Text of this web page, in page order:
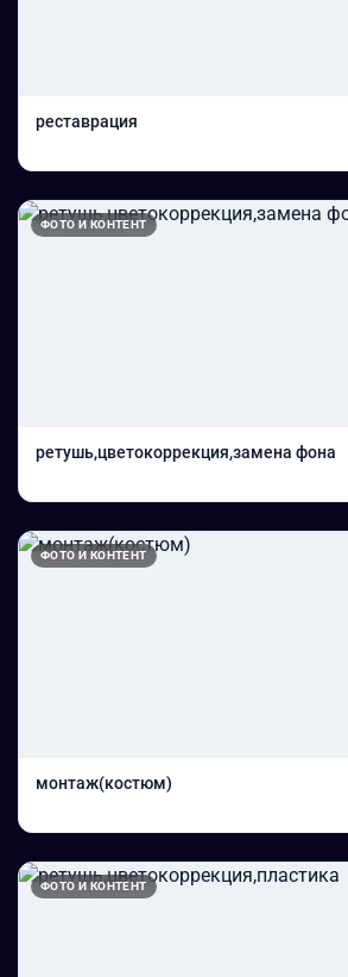
реставрация
ФОТО И КОНТЕНТ
ретушь,цветокоррекция,замена фона
ФОТО И КОНТЕНТ
монтаж(костюм)
ФОТО И КОНТЕНТ